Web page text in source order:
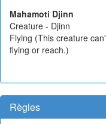
Mahamoti Djinn
Creature - Djinn
Flying (This creature
flying or reach.)
Règles